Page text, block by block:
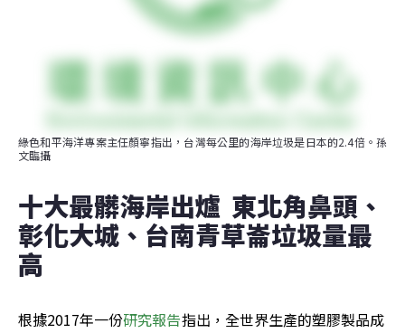
綠色和平海洋專案主任顏寧指出，台灣每公里的海岸垃圾是日本的2.4倍。孫
文臨攝
十大最髒海岸出爐  東北角鼻頭、
彰化大城、台南青草崙垃圾量最
高
根據2017年一份研究報告指出，全世界生產的塑膠製品成